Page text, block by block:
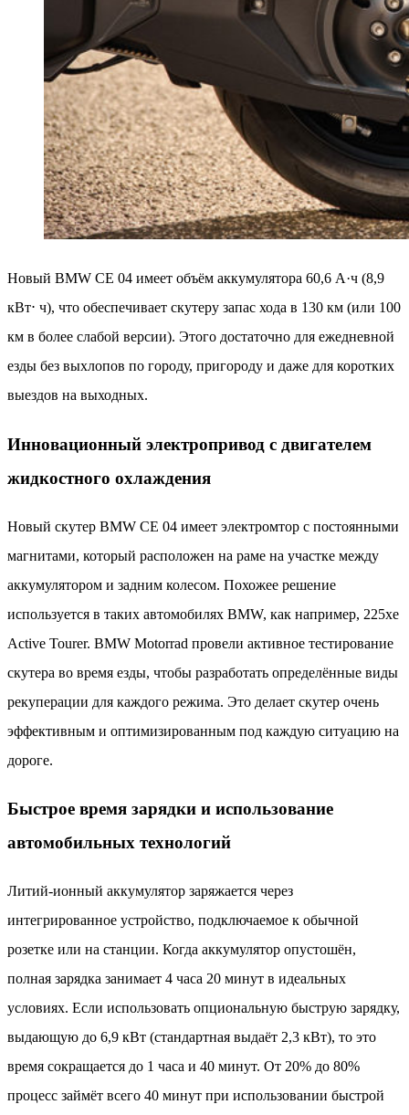
Новый BMW CE 04 имеет объём аккумулятора 60,6 А·ч (8,9
кВт⋅ ч), что обеспечивает скутеру запас хода в 130 км (или 100
км в более слабой версии). Этого достаточно для ежедневной
езды без выхлопов по городу, пригороду и даже для коротких
выездов на выходных.
Инновационный электропривод с двигателем
жидкостного охлаждения
Новый скутер BMW CE 04 имеет электромтор с постоянными
магнитами, который расположен на раме на участке между
аккумулятором и задним колесом. Похожее решение
используется в таких автомобилях BMW, как например, 225xe
Active Tourer. BMW Motorrad провели активное тестирование
скутера во время езды, чтобы разработать определённые виды
рекуперации для каждого режима. Это делает скутер очень
эффективным и оптимизированным под каждую ситуацию на
дороге.
Быстрое время зарядки и использование
автомобильных технологий
Литий-ионный аккумулятор заряжается через
интегрированное устройство, подключаемое к обычной
розетке или на станции. Когда аккумулятор опустошён,
полная зарядка занимает 4 часа 20 минут в идеальных
условиях. Если использовать опциональную быструю зарядку,
выдающую до 6,9 кВт (стандартная выдаёт 2,3 кВт), то это
время сокращается до 1 часа и 40 минут. От 20% до 80%
процесс займёт всего 40 минут при использовании быстрой